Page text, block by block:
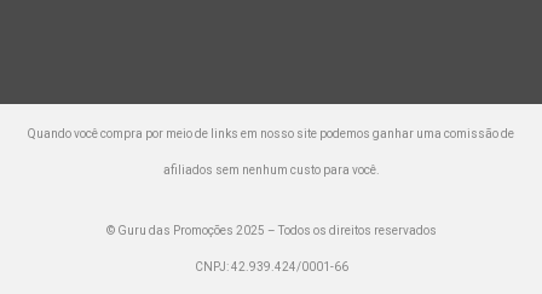
Quando você compra por meio de links em nosso site podemos ganhar uma comissão de
afiliados sem nenhum custo para você.
© Guru das Promoções 2025 – Todos os direitos reservados
CNPJ: 42.939.424/0001-66